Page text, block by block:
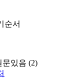
순서
문있음 (2)